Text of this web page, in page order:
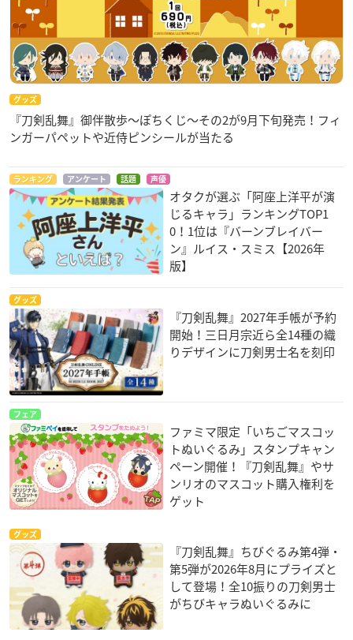
グッズ
『刀剣乱舞』御伴散歩～ぽちくじ～その2が9月下旬発売！フィ
ンガーパペットや近侍ピンシールが当たる
ランキング アンケート 話題 声優
オタクが選ぶ「阿座上洋平が演
じるキャラ」ランキングTOP1
0！1位は『バーンブレイバー
ン』ルイス・スミス【2026年
版】
グッズ
『刀剣乱舞』2027年手帳が予約
開始！三日月宗近ら全14種の織
りデザインに刀剣男士名を刻印
フェア
ファミマ限定「いちごマスコッ
トぬいぐるみ」スタンプキャン
ペーン開催！『刀剣乱舞』やサ
ンリオのマスコット購入権利を
ゲット
グッズ
『刀剣乱舞』ちびぐるみ第4弾・
第5弾が2026年8月にプライズと
して登場！全10振りの刀剣男士
がちびキャラぬいぐるみに